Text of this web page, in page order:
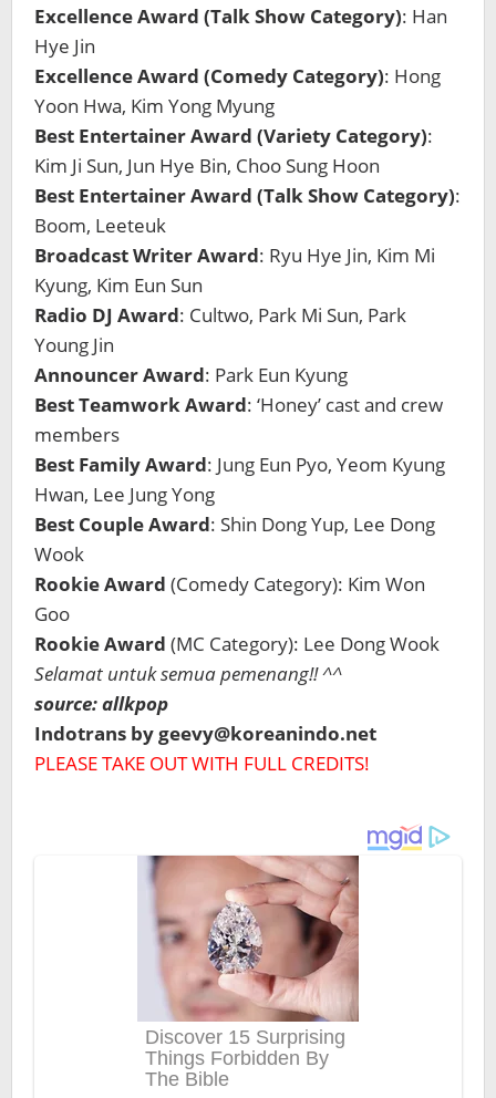
Excellence Award (Talk Show Category): Han
Hye Jin
Excellence Award (Comedy Category): Hong
Yoon Hwa, Kim Yong Myung
Best Entertainer Award (Variety Category):
Kim Ji Sun, Jun Hye Bin, Choo Sung Hoon
Best Entertainer Award (Talk Show Category):
Boom, Leeteuk
Broadcast Writer Award: Ryu Hye Jin, Kim Mi
Kyung, Kim Eun Sun
Radio DJ Award: Cultwo, Park Mi Sun, Park
Young Jin
Announcer Award: Park Eun Kyung
Best Teamwork Award: ‘Honey’ cast and crew
members
Best Family Award: Jung Eun Pyo, Yeom Kyung
Hwan, Lee Jung Yong
Best Couple Award: Shin Dong Yup, Lee Dong
Wook
Rookie Award (Comedy Category): Kim Won
Goo
Rookie Award (MC Category): Lee Dong Wook
Selamat untuk semua pemenang!! ^^
source: allkpop
Indotrans by geevy@koreanindo.net
PLEASE TAKE OUT WITH FULL CREDITS!